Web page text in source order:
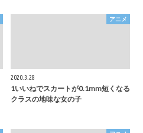
アニメ
2020.3.28
1いいねでスカートが0.1mm短くなる
クラスの地味な女の子